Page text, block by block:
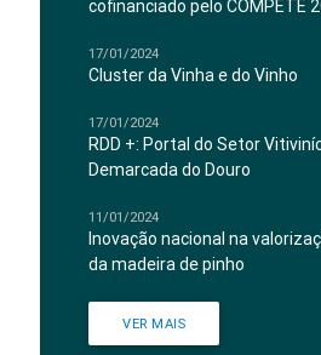
cofinanciado pelo COMPETE
17/01/2024
Cluster da Vinha e do Vinho
17/01/2024
RDD +: Portal do Setor
Demarcada do Douro
11/01/2024
Inovação nacional na
da madeira de pinho
VER MAIS